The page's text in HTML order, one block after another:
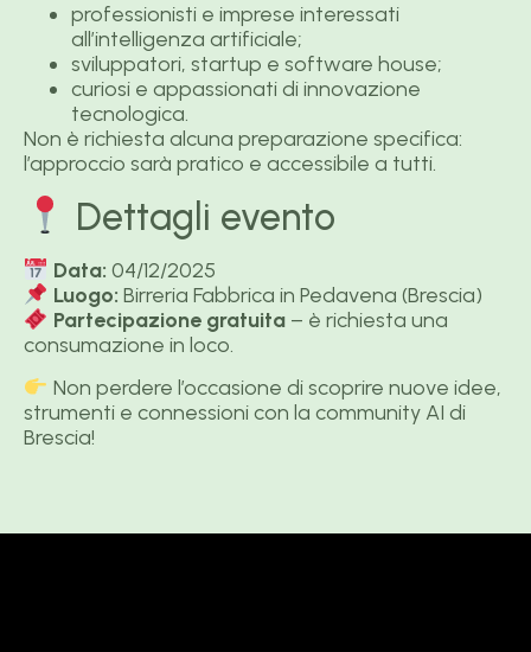
professionisti e imprese interessati
all’intelligenza artificiale;
sviluppatori, startup e software house;
curiosi e appassionati di innovazione
tecnologica.
Non è richiesta alcuna preparazione specifica:
l’approccio sarà pratico e accessibile a tutti.
Dettagli evento
Data: 04/12/2025
Luogo: Birreria Fabbrica in Pedavena (Brescia)
Partecipazione gratuita– è richiesta una
consumazione in loco.
Non perdere l’occasione di scoprire nuove idee,
strumenti e connessioni con la community AI di
Brescia!